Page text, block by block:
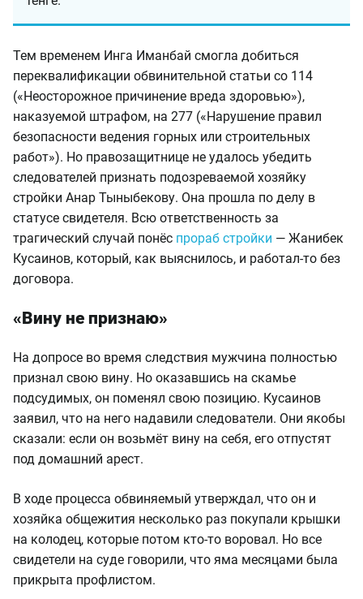
Тем временем Инга Иманбай смогла добиться
переквалификации обвинительной статьи со 114
(«Неосторожное причинение вреда здоровью»),
наказуемой штрафом, на 277 («Нарушение правил
безопасности ведения горных или строительных
работ»). Но правозащитнице не удалось убедить
следователей признать подозреваемой хозяйку
стройки Анар Тыныбекову. Она прошла по делу в
статусе свидетеля. Всю ответственность за
трагический случай понёс прораб стройки — Жанибек
Кусаинов, который, как выяснилось, и работал-то без
договора.
«Вину не признаю»
На допросе во время следствия мужчина полностью
признал свою вину. Но оказавшись на скамье
подсудимых, он поменял свою позицию. Кусаинов
заявил, что на него надавили следователи. Они якобы
сказали: если он возьмёт вину на себя, его отпустят
под домашний арест.
В ходе процесса обвиняемый утверждал, что он и
хозяйка общежития несколько раз покупали крышки
на колодец, которые потом кто-то воровал. Но все
свидетели на суде говорили, что яма месяцами была
прикрыта профлистом.